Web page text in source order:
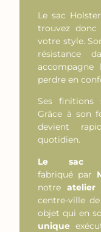
Le sac
trouvez donc
votre style.
résistance
perdre en
Ses finitions
Grâce à son
devient
quotidien.
Le sac
fabriqué par
notreatelier
centre-ville de
objet qui en
unique